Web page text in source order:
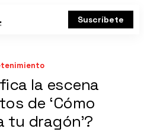
Suscríbete
la escena
de ‘Cómo
tu dragón’?